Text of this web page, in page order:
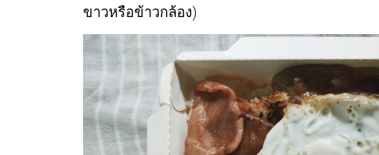
ขาวหรือข้าวกล้อง)